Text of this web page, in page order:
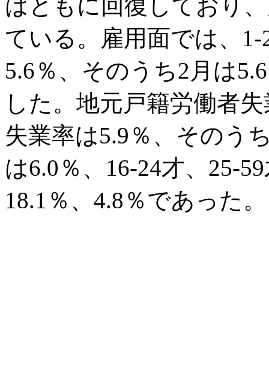
はともに回復しており
ている。雇用面では、
5.6％、そのうち2月は
した。地元戸籍労働者
失業率は5.9％、そのう
は6.0％、16-24才、25-
18.1％、4.8％であった。